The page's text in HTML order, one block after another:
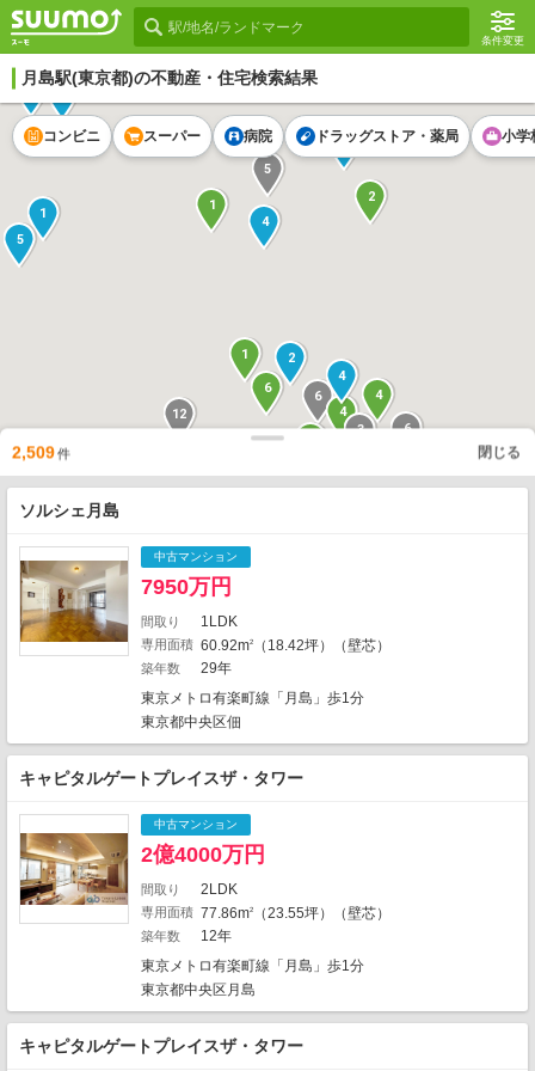
条件変更
月島駅(東京都)の不動産・住宅検索結果
19
6
4
6
4
1
27
6
4
12
4
5
16
3
12
4
4
1
1
5
2
5
5
2
3
1
35
4
23
1
6
3
2
1
2
3
14
1
2
29
1
2
2
1
2
2509件中、中心地から近い999件までを
表示しています。
コンビニ スーパー 病院 ドラッグストア・薬局 小学
2,509件 閉じる
ソルシェ月島
中古マンション
7950万円
間取り 1LDK
専用面積 60.92m2 （18.42坪）（壁芯）
築年数
29年
東京メトロ有楽町線「月島」歩1分
東京都中央区佃
キャピタルゲートプレイスザ・タワー
中古マンション
2億4000万円
間取り 2LDK
専用面積 77.86m2 （23.55坪）（壁芯）
築年数
12年
東京メトロ有楽町線「月島」歩1分
東京都中央区月島
キャピタルゲートプレイスザ・タワー